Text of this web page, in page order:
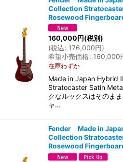
Collection
Rosewood
160,000円(税別)
(税込: 176,000円)
希望小売価格: 160,000
在庫わずか
Made in Japan Hybrid
Stratocaster Satin
クなルックスはそのま
ャ…
Fender Made in
Collection
Rosewood